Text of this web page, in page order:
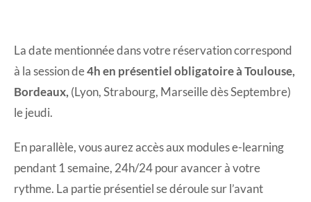
La date mentionnée dans votre réservation correspond
à la session de4h en présentiel obligatoire à Toulouse,
Bordeaux, (Lyon, Strabourg, Marseille dès Septembre)
le jeudi.
En parallèle, vous aurez accès aux modules e-learning
pendant 1 semaine, 24h/24 pour avancer à votre
rythme. La partie présentiel se déroule sur l’avant